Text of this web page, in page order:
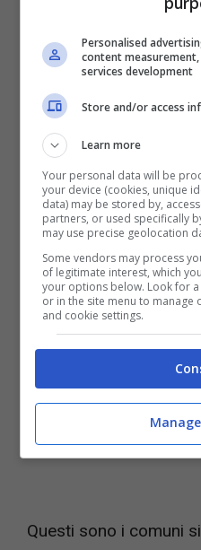
Le conseguenze della fine di
Questi sono i comuni
Personalised
content
services development
Store and/or access
Learn more
Your personal data will be
your device (cookies, unique
data) may be stored by,
partners, or used specifically
may use precise geolocation
Some vendors may process
of legitimate interest, which
your options below. Look for
or in the site menu to manage
and cookie settings.